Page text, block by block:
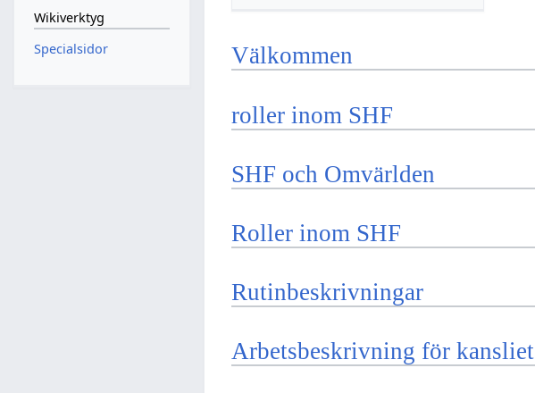
Välkommen
roller inom SHF
SHF och Omvärlden
Roller inom SHF
Rutinbeskrivningar
Arbetsbeskrivning för kansliet
Wikiverktyg
Specialsidor